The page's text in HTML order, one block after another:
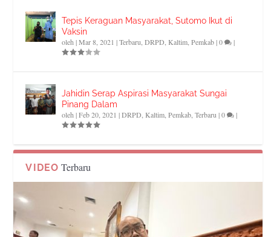
Tepis Keraguan Masyarakat, Sutomo Ikut di
Vaksin
oleh|Mar 8, 2021 |Terbaru ,DRPD ,Kaltim ,Pemkab|0 |
Jahidin Serap Aspirasi Masyarakat Sungai
Pinang Dalam
oleh|Feb 20, 2021 |DRPD ,Kaltim ,Pemkab ,Terbaru |0 |
VIDEO Terbaru